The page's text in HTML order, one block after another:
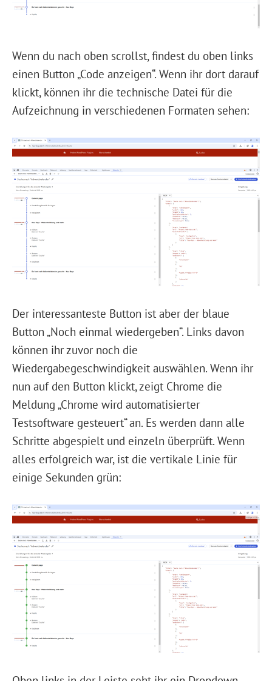
Wenn du nach oben scrollst, findest du oben links
einen Button „Code anzeigen“. Wenn ihr dort darauf
klickt, können ihr die technische Datei für die
Aufzeichnung in verschiedenen Formaten sehen:
Der interessanteste Button ist aber der blaue
Button „Noch einmal wiedergeben“. Links davon
können ihr zuvor noch die
Wiedergabegeschwindigkeit auswählen. Wenn ihr
nun auf den Button klickt, zeigt Chrome die
Meldung „Chrome wird automatisierter
Testsoftware gesteuert“ an. Es werden dann alle
Schritte abgespielt und einzeln überprüft. Wenn
alles erfolgreich war, ist die vertikale Linie für
einige Sekunden grün: